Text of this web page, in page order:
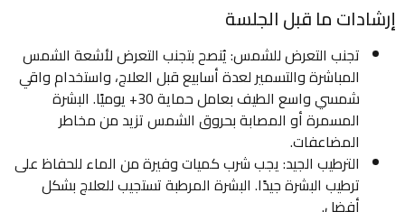
إرشادات ما قبل الجلسة
تجنب التعرض للشمس: يُنصح بتجنب التعرض لأشعة الشمس
المباشرة والتسمير لعدة أسابيع قبل العلاج، واستخدام واقي
شمسي واسع الطيف بعامل حماية 30+ يوميًا. البشرة
المسمرة أو المصابة بحروق الشمس تزيد من مخاطر
المضاعفات.
الترطيب الجيد: يجب شرب كميات وفيرة من الماء للحفاظ على
ترطيب البشرة جيدًا. البشرة المرطبة تستجيب للعلاج بشكل
أفضل.